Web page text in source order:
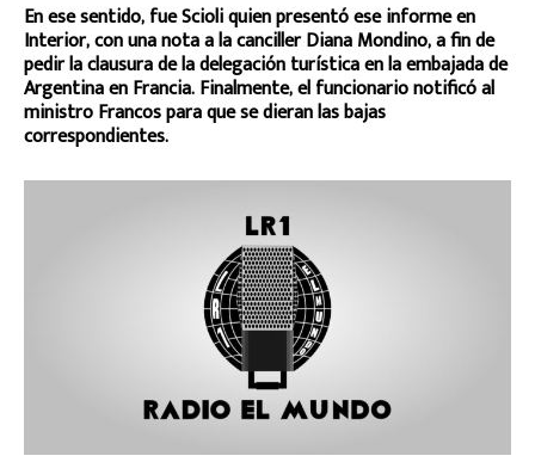
En ese sentido, fue Scioli quien presentó ese informe en
Interior, con una nota a la canciller Diana Mondino, a fin de
pedir la clausura de la delegación turística en la embajada de
Argentina en Francia. Finalmente, el funcionario notificó al
ministro Francos para que se dieran las bajas
correspondientes.